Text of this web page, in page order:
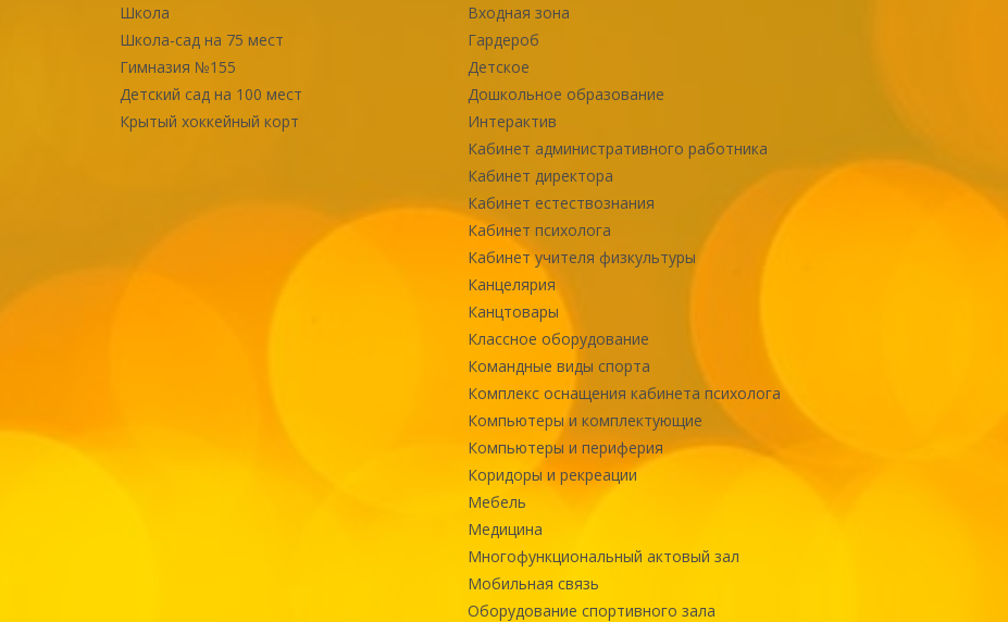
Школа
Школа-сад на 75 мест
Гимназия №155
Детский сад на 100 мест
Крытый хоккейный корт
Входная зона
Гардероб
Детское
Дошкольное образование
Интерактив
Кабинет административного работника
Кабинет директора
Кабинет естествознания
Кабинет психолога
Кабинет учителя физкультуры
Канцелярия
Канцтовары
Классное оборудование
Командные виды спорта
Комплекс оснащения кабинета психолога
Компьютеры и комплектующие
Компьютеры и периферия
Коридоры и рекреации
Мебель
Медицина
Многофункциональный актовый зал
Мобильная связь
Оборудование спортивного зала